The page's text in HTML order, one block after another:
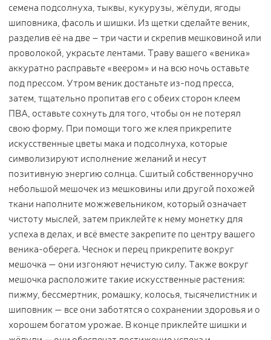
семена подсолнуха, тыквы, кукурузы, жёлуди, ягоды
шиповника, фасоль и шишки. Из щетки сделайте веник,
разделив её на две – три части и скрепив мешковиной или
проволокой, украсьте лентами. Траву вашего «веника»
аккуратно расправьте «веером» и на всю ночь оставьте
под прессом. Утром веник достаньте из-под пресса,
затем, тщательно пропитав его с обеих сторон клеем
ПВА, оставьте сохнуть для того, чтобы он не потерял
свою форму. При помощи того же клея прикрепите
искусственные цветы мака и подсолнуха, которые
символизируют исполнение желаний и несут
позитивную энергию солнца. Сшитый собственноручно
небольшой мешочек из мешковины или другой похожей
ткани наполните можжевельником, который означает
чистоту мыслей, затем приклейте к нему монетку для
успеха в делах, и всё вместе закрепите по центру вашего
веника-оберега. Чеснок и перец прикрепите вокруг
мешочка — они изгоняют нечистую силу. Также вокруг
мешочка расположите такие искусственные растения:
пижму, бессмертник, ромашку, колосья, тысячелистник и
шиповник — все они заботятся о сохранении здоровья и о
хорошем богатом урожае. В конце приклейте шишки и